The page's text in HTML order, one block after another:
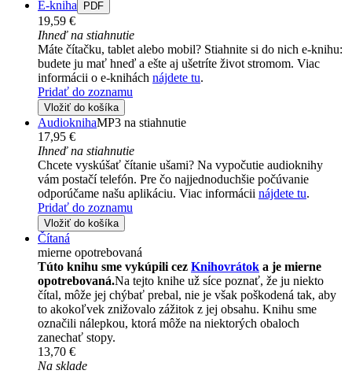
E-kniha PDF
19,59 €
Ihneď na stiahnutie
Máte čítačku, tablet alebo mobil? Stiahnite si do nich e-knihu:
budete ju mať hneď a ešte aj ušetríte život stromom. Viac
informácii o e-knihách nájdete tu.
Pridať do zoznamu
Vložiť do košíka
AudioknihaMP3 na stiahnutie
17,95 €
Ihneď na stiahnutie
Chcete vyskúšať čítanie ušami? Na vypočutie audioknihy
vám postačí telefón. Pre čo najjednoduchšie počúvanie
odporúčame našu aplikáciu. Viac informácii nájdete tu.
Pridať do zoznamu
Vložiť do košíka
Čítaná
mierne opotrebovaná
Túto knihu sme vykúpili cez Knihovrátok a je mierne
opotrebovaná.Na tejto knihe už síce poznať, že ju niekto
čítal, môže jej chýbať prebal, nie je však poškodená tak, aby
to akokoľvek znižovalo zážitok z jej obsahu. Knihu sme
označili nálepkou, ktorá môže na niektorých obaloch
zanechať stopy.
13,70 €
Na sklade